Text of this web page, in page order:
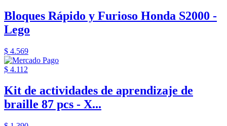
Bloques Rápido y Furioso Honda S2000 -
Lego
$ 4.569
$ 4.112
Kit de actividades de aprendizaje de
braille 87 pcs - X...